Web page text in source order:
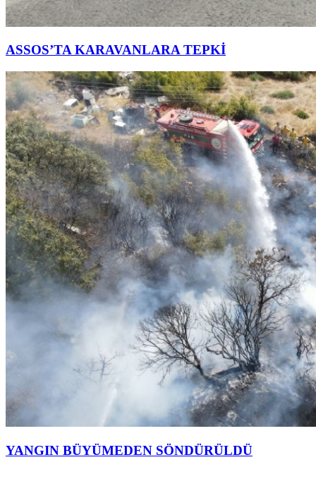
ASSOS’TA KARAVANLARA TEPKİ
YANGIN BÜYÜMEDEN SÖNDÜRÜLDÜ